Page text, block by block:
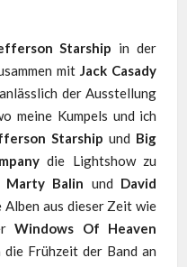
Starship in der
mitJack Casady
der Ausstellung
meine Kumpels und ich
Starship und Big
die Lightshow zu
Marty Balin und David
Alben aus dieser Zeit wie
Windows Of Heaven
Frühzeit der Band an